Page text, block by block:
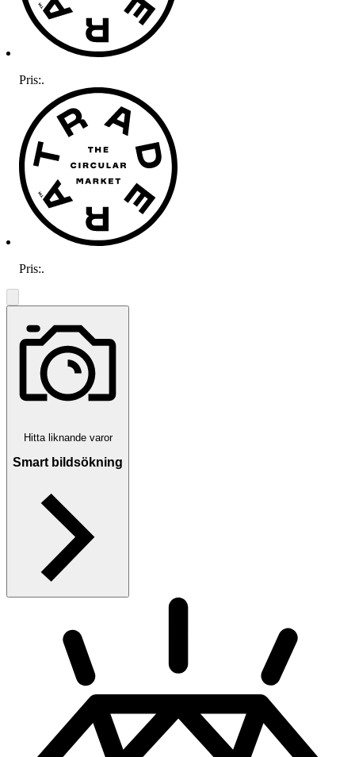
Pris:.
Pris:.
Hitta liknande varor
Smart bildsökning